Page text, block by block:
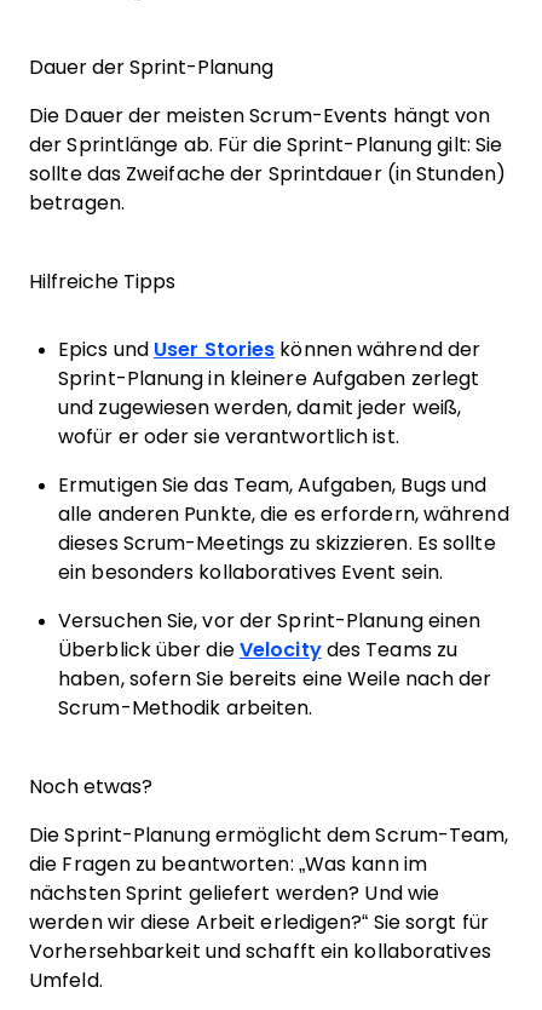
Dauer der Sprint-Planung
Die Dauer der meisten Scrum-Events hängt von
der Sprintlänge ab. Für die Sprint-Planung gilt: Sie
sollte das Zweifache der Sprintdauer (in Stunden)
betragen.
Hilfreiche Tipps
Epics und User Stories können während der
Sprint-Planung in kleinere Aufgaben zerlegt
und zugewiesen werden, damit jeder weiß,
wofür er oder sie verantwortlich ist.
Ermutigen Sie das Team, Aufgaben, Bugs und
alle anderen Punkte, die es erfordern, während
dieses Scrum-Meetings zu skizzieren. Es sollte
ein besonders kollaboratives Event sein.
Versuchen Sie, vor der Sprint-Planung einen
Überblick über die Velocitydes Teams zu
haben, sofern Sie bereits eine Weile nach der
Scrum-Methodik arbeiten.
Noch etwas?
Die Sprint-Planung ermöglicht dem Scrum-Team,
die Fragen zu beantworten: „Was kann im
nächsten Sprint geliefert werden? Und wie
werden wir diese Arbeit erledigen?“ Sie sorgt für
Vorhersehbarkeit und schafft ein kollaboratives
Umfeld.